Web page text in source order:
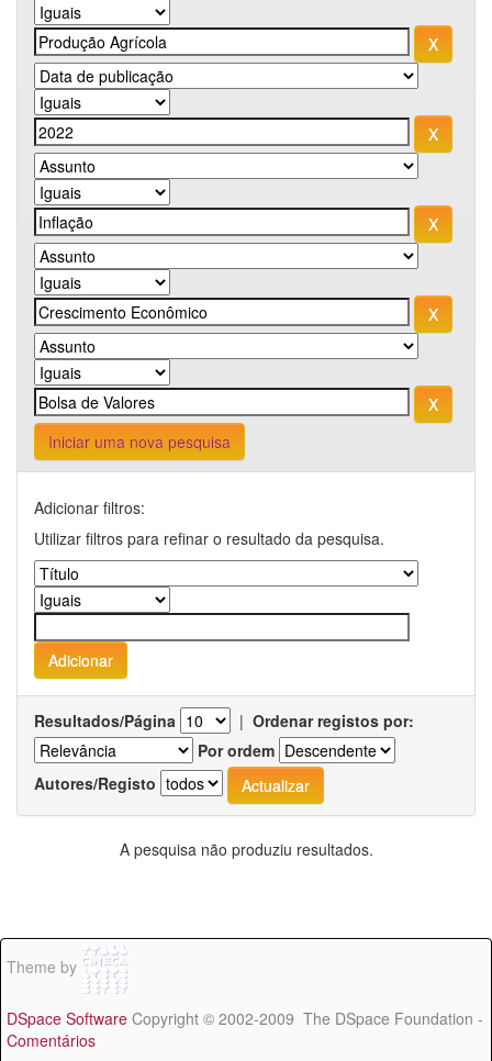
Iniciar uma nova pesquisa
Adicionar filtros:
Utilizar filtros para refinar o resultado da pesquisa.
Resultados/Página | Ordenar registos por:
Por ordem
Autores/Registo
A pesquisa não produziu resultados.
Theme by
DSpace Software Copyright © 2002-2009 The DSpace Foundation -
Comentários